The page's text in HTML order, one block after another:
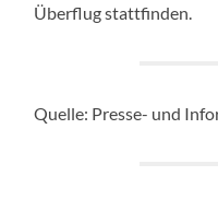
Überflug stattfinden.
Quelle: Presse- und